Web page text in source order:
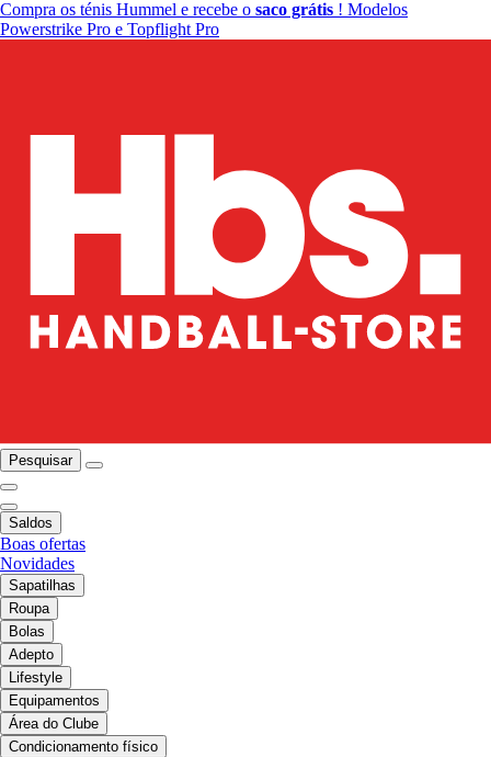
Compra os ténis Hummel e recebe o saco grátis ! Modelos
Powerstrike Pro e Topflight Pro
Pesquisar
Saldos
Boas ofertas
Novidades
Sapatilhas
Roupa
Bolas
Adepto
Lifestyle
Equipamentos
Área do Clube
Condicionamento físico